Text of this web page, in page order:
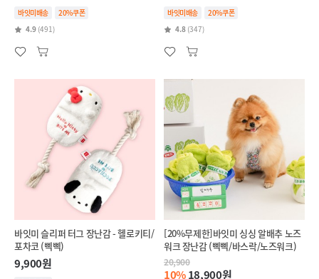
바잇미배송
20%쿠폰
4.9 (491)
바잇미배송
20%쿠폰
4.8 (347)
바잇미 슬리퍼 터그 장난감 - 헬로키티/
포차코 (삑삑)
9,900원
[20%무제한]바잇미 싱싱 알배추 노즈
워크 장난감 (삑삑/바스락/노즈워크)
20,900
10%18,900원